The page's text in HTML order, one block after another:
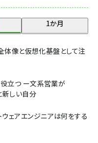
1か月
体像と仮想化基盤として注
役立つ ー文系営業が
しい自分
ウェアエンジニアは何をする